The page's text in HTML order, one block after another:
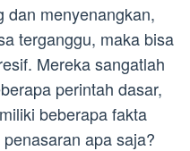
dan menyenangkan,
terganggu, maka bisa
Mereka sangatlah
perintah dasar,
beberapa fakta
apa saja?